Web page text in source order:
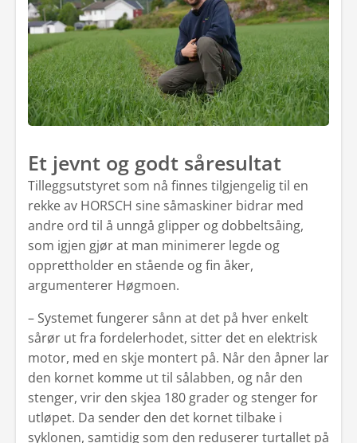
Et jevnt og godt såresultat
Tilleggsutstyret som nå finnes tilgjengelig til en
rekke av HORSCH sine såmaskiner bidrar med
andre ord til å unngå glipper og dobbeltsåing,
som igjen gjør at man minimerer legde og
opprettholder en stående og fin åker,
argumenterer Høgmoen.
– Systemet fungerer sånn at det på hver enkelt
sårør ut fra fordelerhodet, sitter det en elektrisk
motor, med en skje montert på. Når den åpner lar
den kornet komme ut til sålabben, og når den
stenger, vrir den skjea 180 grader og stenger for
utløpet. Da sender den det kornet tilbake i
syklonen, samtidig som den reduserer turtallet på